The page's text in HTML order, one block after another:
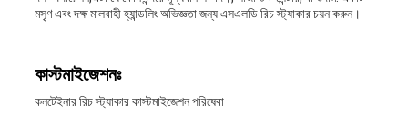
মসৃণ এবং দক্ষ মালবাহী হ্যান্ডলিং অভিজ্ঞতা জন্য এসএলডি রিচ স্ট্যাকার চয়ন করুন।
কাস্টমাইজেশনঃ
কনটেইনার রিচ স্ট্যাকার কাস্টমাইজেশন পরিষেবা